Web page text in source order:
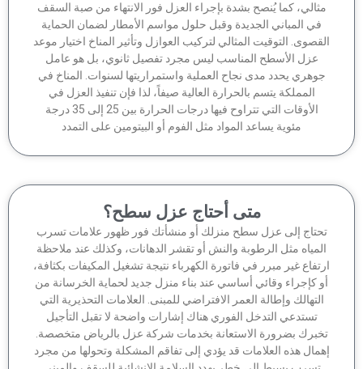
كما يُنصح بشدة بإجراء العزل فور الانتهاء من صبة السقف
في المباني الجديدة وقبل حلول مواسم الأمطار لضمان الحماية
التوقيت المثالي لتركيب العوازل وتأثير المناخ اختيار موعد
عزل الأسطح المناسب ليس مجرد تفصيل ثانوي، بل هو عامل
يحدد مدى نجاح العملية واستمراريتها لسنوات. المناخ في
المملكة يتسم بالحرارة العالية صيفاً، لذا فإن تنفيذ العزل في
الأوقات التي تتراوح فيها درجات الحرارة بين 25 إلى 35 درجة
مئوية يساعد المواد مثل الفوم أو البيتومين على التمدد
متى أحتاج عزل سطح؟
إلى عزل سطح منزلك أو منشأتك فور ظهور علامات تسرب
مثل الرطوبة والنش أو تقشر الدهانات، وكذلك عند ملاحظة
غير مبرر في فاتورة الكهرباء نتيجة تشغيل المكيفات بكثافة،
كإجراء وقائي أساسي عند بناء منزل جديد لحماية الخرسانة من
وإطالة العمر الافتراضي للمبنى. العلامات التحذيرية التي
تستدعي التدخل الفوري هناك إشارات واضحة لا تقبل التأجيل
بضرورة الاستعانة بخدمات شركة عزل بالرياض متخصصة.
هذه العلامات قد يؤدي إلى تفاقم المشكلة وتحولها من مجرد